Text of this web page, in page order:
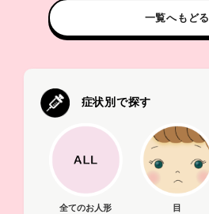
一覧へもどる
症状別で探す
全てのお人形 目